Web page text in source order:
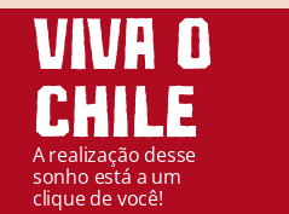
Viva o
Chile
A realização desse
sonho está a um
clique de você!